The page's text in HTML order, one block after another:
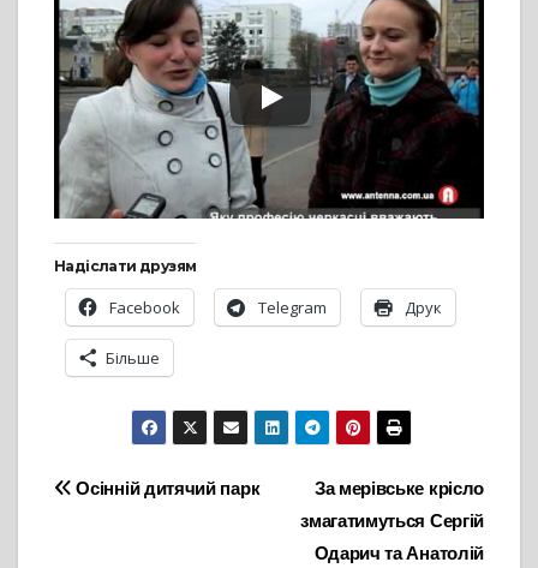
Надіслати друзям
Facebook Telegram Друк
Більше
Навігація
За мерівське крісло
змагатимуться Сергій
Одарич та Анатолій
Осінній дитячий парк